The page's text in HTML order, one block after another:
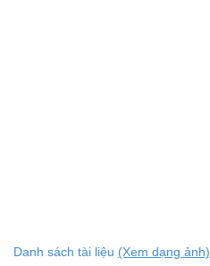
Danh sách tài liệu (Xem dạng ảnh)